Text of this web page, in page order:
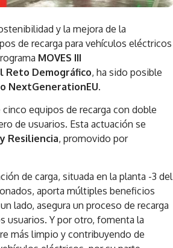
y la mejora de la
de recarga para vehículos eléctricos
MOVES III
Reto Demográfico, ha sido posible
NextGenerationEU.
cinco equipos de recarga con doble
de usuarios. Esta actuación se
Resiliencia, promovido por
de carga, situada en la planta -3 del
aporta múltiples beneficios
lado, asegura un proceso de recarga
usuarios. Y por otro, fomenta la
más limpio y contribuyendo de